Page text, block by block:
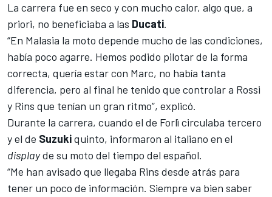
La carrera fue en seco y con mucho calor, algo que, a
priori, no beneficiaba a las Ducati.
“En Malasia la moto depende mucho de las condiciones,
había poco agarre. Hemos podido pilotar de la forma
correcta, quería estar con Marc, no había tanta
diferencia, pero al final he tenido que controlar a Rossi
y Rins que tenían un gran ritmo”, explicó.
Durante la carrera, cuando el de Forlì circulaba tercero
y el de Suzukiquinto, informaron al italiano en el
displayde su moto del tiempo del español.
“Me han avisado que llegaba Rins desde atrás para
tener un poco de información. Siempre va bien saber